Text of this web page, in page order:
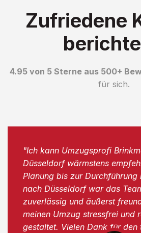
Zufriedene
4.95 von 5 Sterne aus 500+
für sich.
"Ich kann Umzugsprofi
Düsseldorf wärmstens
Planung bis zur Durchführung
nach Düsseldorf war das
zuverlässig und äußerst
meinen Umzug stressfrei und
gestaltet. Vielen Dank für den